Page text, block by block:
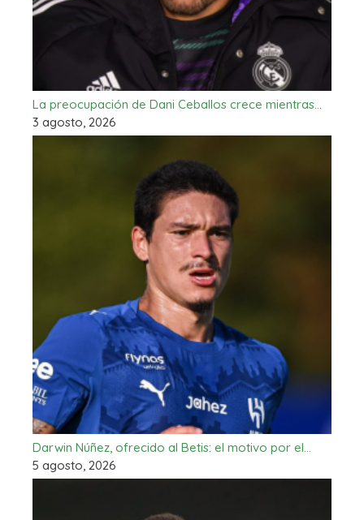
La preocupación de Dani Ceballos crece mientras…
3 agosto, 2026
Darwin Núñez, ofrecido al Betis: el motivo por el…
5 agosto, 2026